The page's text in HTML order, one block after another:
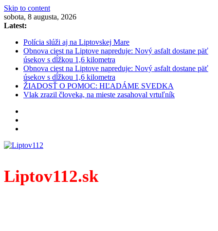
Skip to content
sobota, 8 augusta, 2026
Latest:
Polícia slúži aj na Liptovskej Mare
Obnova ciest na Liptove napreduje: Nový asfalt dostane päť
úsekov s dĺžkou 1,6 kilometra
Obnova ciest na Liptove napreduje: Nový asfalt dostane päť
úsekov s dĺžkou 1,6 kilometra
ŽIADOSŤ O POMOC: HĽADÁME SVEDKA
Vlak zrazil človeka, na mieste zasahoval vrtuľník
Liptov112.sk